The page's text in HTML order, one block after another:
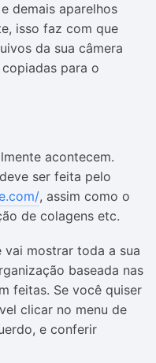
demais aparelhos
isso faz com que
da sua câmera
para o
acontecem.
ser feita pelo
, assim como o
de colagens etc.
vai mostrar toda a sua
baseada nas
feitas. Se você quiser
clicar no menu de
e conferir